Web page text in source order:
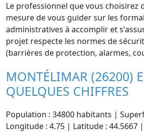
Le professionnel que vous choisirez
mesure de vous guider sur les
administratives à accomplir et
projet respecte les normes de
(barrières de protection, alarmes,
MONTÉLIMAR (26200)
QUELQUES CHIFFRES
Population : 34800 habitants |
Longitude : 4.75 | Latitude : 44.5667